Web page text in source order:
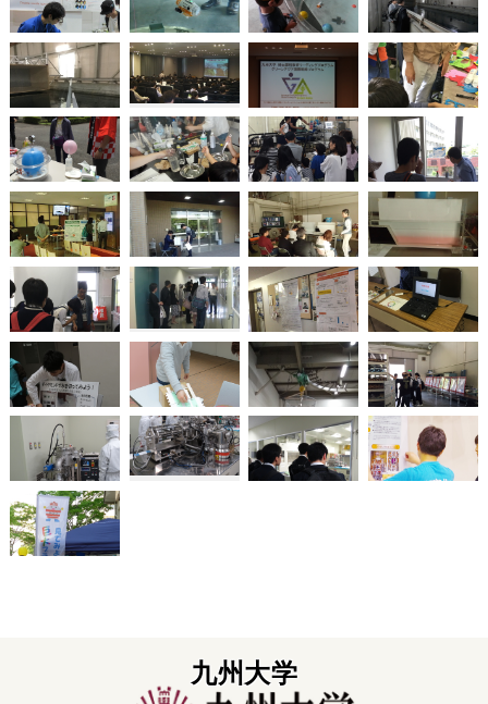
九州大学